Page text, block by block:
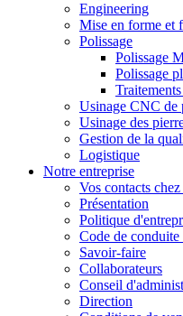
Engineering
Mise en forme et
Polissage
Polissage
Polissage
Usinage CNC de
Usinage des
Gestion de la
Logistique
Notre entreprise
Vos contacts
Présentation
Politique
Code de
Savoir-faire
Collaborateurs
Conseil
Direction